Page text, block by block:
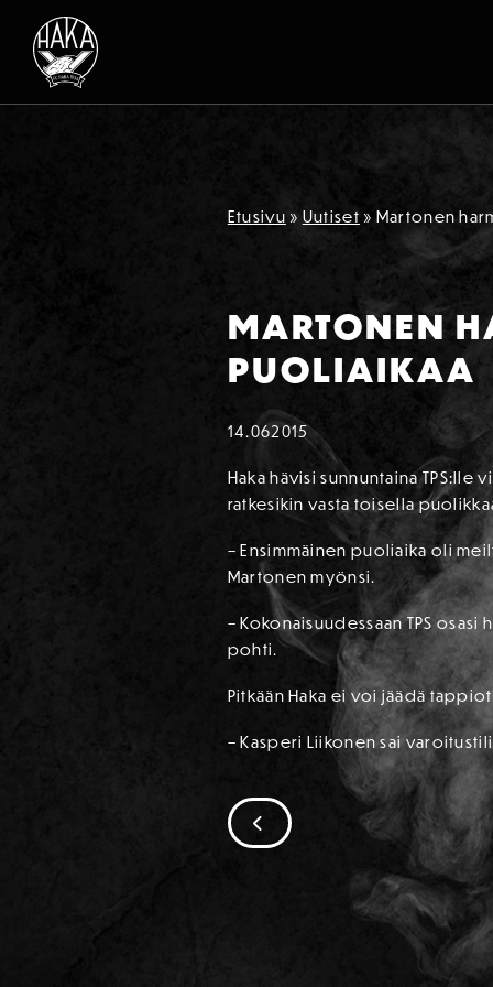
Siirry sisältöön
Etusivu » Uutiset » Martonen
MARTONEN
PUOLIAIKAA
14.062015
Haka hävisi sunnuntaina
ratkesikin vasta toisella
– Ensimmäinen puoliaika oli
Martonen myönsi.
– Kokonaisuudessaan TPS
pohti.
Pitkään Haka ei voi jäädä
– Kasperi Liikonen sai
SIIRRY EDELLISEEN